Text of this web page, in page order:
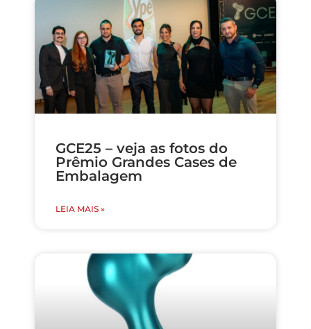
GCE25 – veja as fotos do
Prêmio Grandes Cases de
Embalagem
LEIA MAIS »